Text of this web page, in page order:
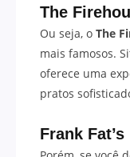
The
Ou seja, o The
mais famosos.
oferece uma
pratos
Frank Fat’s